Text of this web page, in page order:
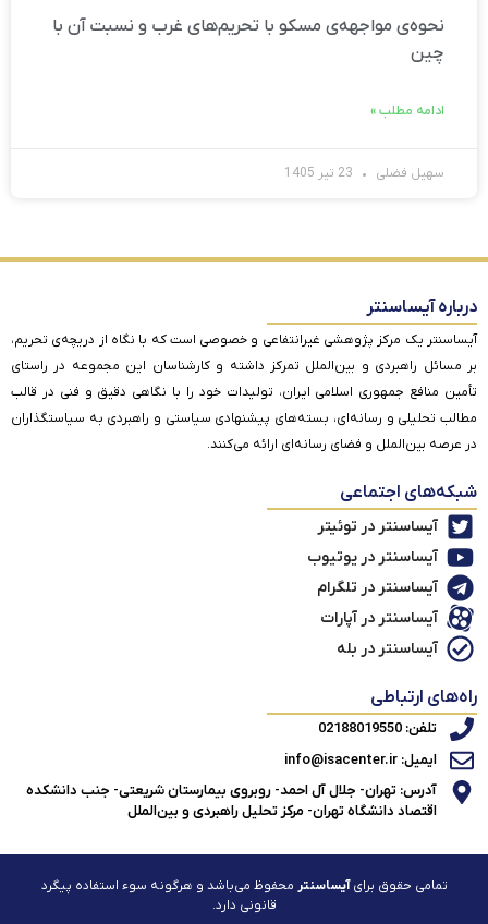
نحوه‌ی مواجهه‌ی مسکو با تحریم‌های غرب و نسبت آن با
چین
ادامه مطلب »
سهیل فضلی
درباره آیساسنتر
آیساسنتر یک مرکز پژوهشی غیرانتفاعی و خصوصی است که با نگاه از دریچه‌ی تحریم،
بر مسائل راهبردی و بین‌الملل تمرکز داشته و کارشناسان این مجموعه در راستای
تأمین منافع جمهوری اسلامی ایران، تولیدات خود را با نگاهی دقیق و فنی در قالب
مطالب تحلیلی و رسانه‌ای، بسته‌های پیشنهادی سیاستی و راهبردی به سیاستگذاران
در عرصه بین‌الملل و فضای رسانه‌ای ارائه می‌کنند.
شبکه‌های اجتماعی
آیساسنتر در توئیتر
آیساسنتر در یوتیوب
آیساسنتر در تلگرام
آیساسنتر در آپارات
آیساسنتر در بله
راه‌های ارتباطی
تلفن: 02188019550
ایمیل: info@isacenter.ir
آدرس: تهران- جلال آل احمد- روبروی بیمارستان شریعتی- جنب دانشکده
اقتصاد دانشگاه تهران- مرکز تحلیل راهبردی و بین‌الملل
تمامی حقوق برایآیساسنتر محفوظ می‌باشد و هرگونه سوء استفاده پیگرد
قانونی دارد.